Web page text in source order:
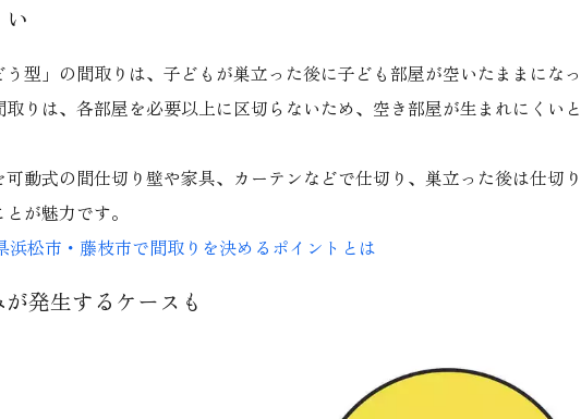
型」の間取りは、子どもが巣立った後に子ども部屋が空いたままにな
りは、各部屋を必要以上に区切らないため、空き部屋が生まれにくい
動式の間仕切り壁や家具、カーテンなどで仕切り、巣立った後は仕切り
が魅力です。
松市・藤枝市で間取りを決めるポイントとは
発生するケースも